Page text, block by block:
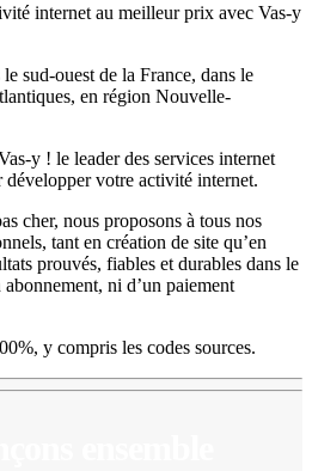
internet au meilleur prix avec Vas-y
sud-ouest de la France, dans le
en région Nouvelle-
y ! le leader des services internet
votre activité internet.
cher, nous proposons à tous nos
tant en création de site qu’en
prouvés, fiables et durables dans le
abonnement, ni d’un paiement
y compris les codes sources.